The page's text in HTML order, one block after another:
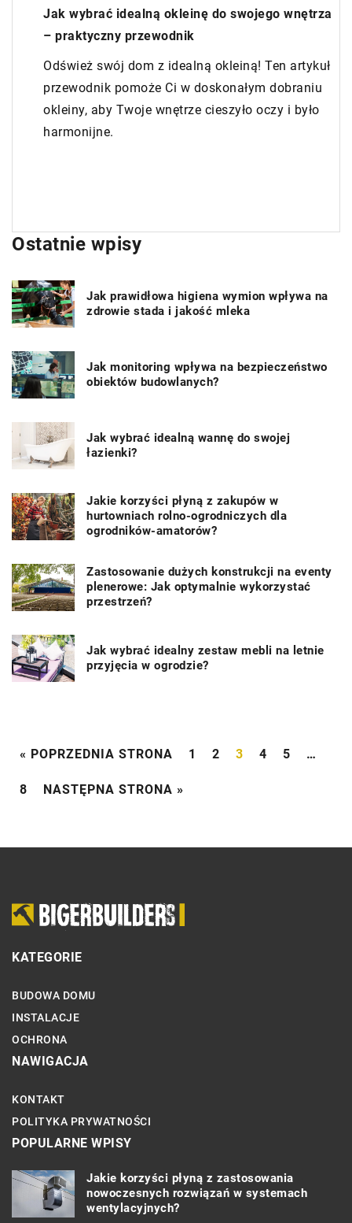
Jak wybrać idealną okleinę do swojego wnętrza
– praktyczny przewodnik
Odśwież swój dom z idealną okleiną! Ten artykuł
przewodnik pomoże Ci w doskonałym dobraniu
okleiny, aby Twoje wnętrze cieszyło oczy i było
harmonijne.
Ostatnie wpisy
Jak prawidłowa higiena wymion wpływa na
zdrowie stada i jakość mleka
Jak monitoring wpływa na bezpieczeństwo
obiektów budowlanych?
Jak wybrać idealną wannę do swojej
łazienki?
Jakie korzyści płyną z zakupów w
hurtowniach rolno-ogrodniczych dla
ogrodników-amatorów?
Zastosowanie dużych konstrukcji na eventy
plenerowe: Jak optymalnie wykorzystać
przestrzeń?
Jak wybrać idealny zestaw mebli na letnie
przyjęcia w ogrodzie?
« POPRZEDNIA STRONA 1 2 3 4 5 …
8 NASTĘPNA STRONA »
KATEGORIE
BUDOWA DOMU
INSTALACJE
OCHRONA
NAWIGACJA
KONTAKT
POLITYKA PRYWATNOŚCI
POPULARNE WPISY
Jakie korzyści płyną z zastosowania
nowoczesnych rozwiązań w systemach
wentylacyjnych?